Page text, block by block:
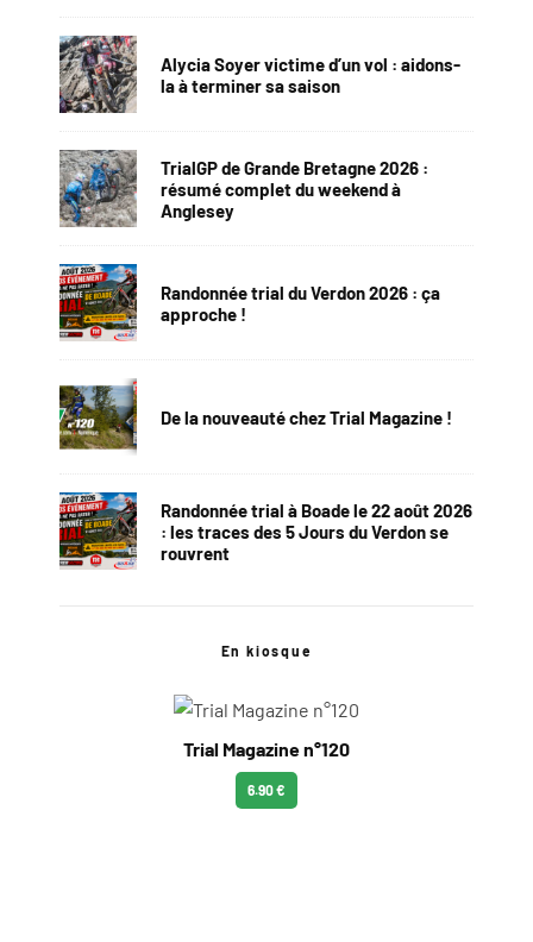
Alycia Soyer victime d’un vol : aidons-
la à terminer sa saison
TrialGP de Grande Bretagne 2026 :
résumé complet du weekend à
Anglesey
Randonnée trial du Verdon 2026 : ça
approche !
De la nouveauté chez Trial Magazine !
Randonnée trial à Boade le 22 août 2026
: les traces des 5 Jours du Verdon se
rouvrent
En kiosque
Trial Magazine n°120
6.90 €